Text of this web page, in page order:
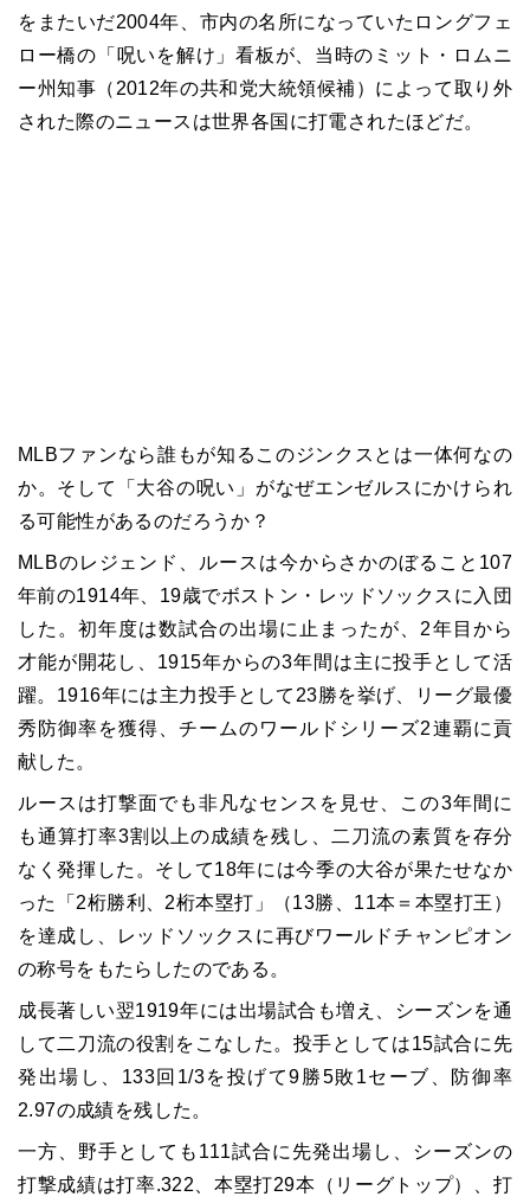
をまたいだ2004年、市内の名所になっていたロングフェ
ロー橋の「呪いを解け」看板が、当時のミット・ロムニ
ー州知事（2012年の共和党大統領候補）によって取り外
された際のニュースは世界各国に打電されたほどだ。
MLBファンなら誰もが知るこのジンクスとは一体何なの
か。そして「大谷の呪い」がなぜエンゼルスにかけられ
る可能性があるのだろうか？
MLBのレジェンド、ルースは今からさかのぼること107
年前の1914年、19歳でボストン・レッドソックスに入団
した。初年度は数試合の出場に止まったが、2年目から
才能が開花し、1915年からの3年間は主に投手として活
躍。1916年には主力投手として23勝を挙げ、リーグ最優
秀防御率を獲得、チームのワールドシリーズ2連覇に貢
献した。
ルースは打撃面でも非凡なセンスを見せ、この3年間に
も通算打率3割以上の成績を残し、二刀流の素質を存分
なく発揮した。そして18年には今季の大谷が果たせなか
った「2桁勝利、2桁本塁打」（13勝、11本＝本塁打王）
を達成し、レッドソックスに再びワールドチャンピオン
の称号をもたらしたのである。
成長著しい翌1919年には出場試合も増え、シーズンを通
して二刀流の役割をこなした。投手としては15試合に先
発出場し、133回1/3を投げて9勝5敗1セーブ、防御率
2.97の成績を残した。
一方、野手としても111試合に先発出場し、シーズンの
打撃成績は打率.322、本塁打29本（リーグトップ）、打